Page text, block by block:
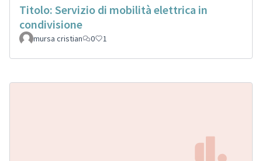
Titolo: Servizio di mobilità elettrica in
condivisione
mursa cristian 0 1